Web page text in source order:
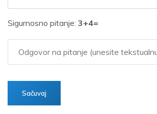
Sigurnosno pitanje: 3+4=